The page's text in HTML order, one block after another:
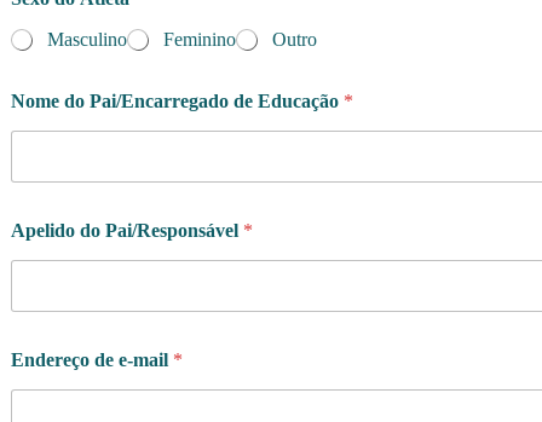
Masculino
Feminino Outro
Nome do Pai/Encarregado de Educação *
Apelido do Pai/Responsável *
Endereço de e-mail *